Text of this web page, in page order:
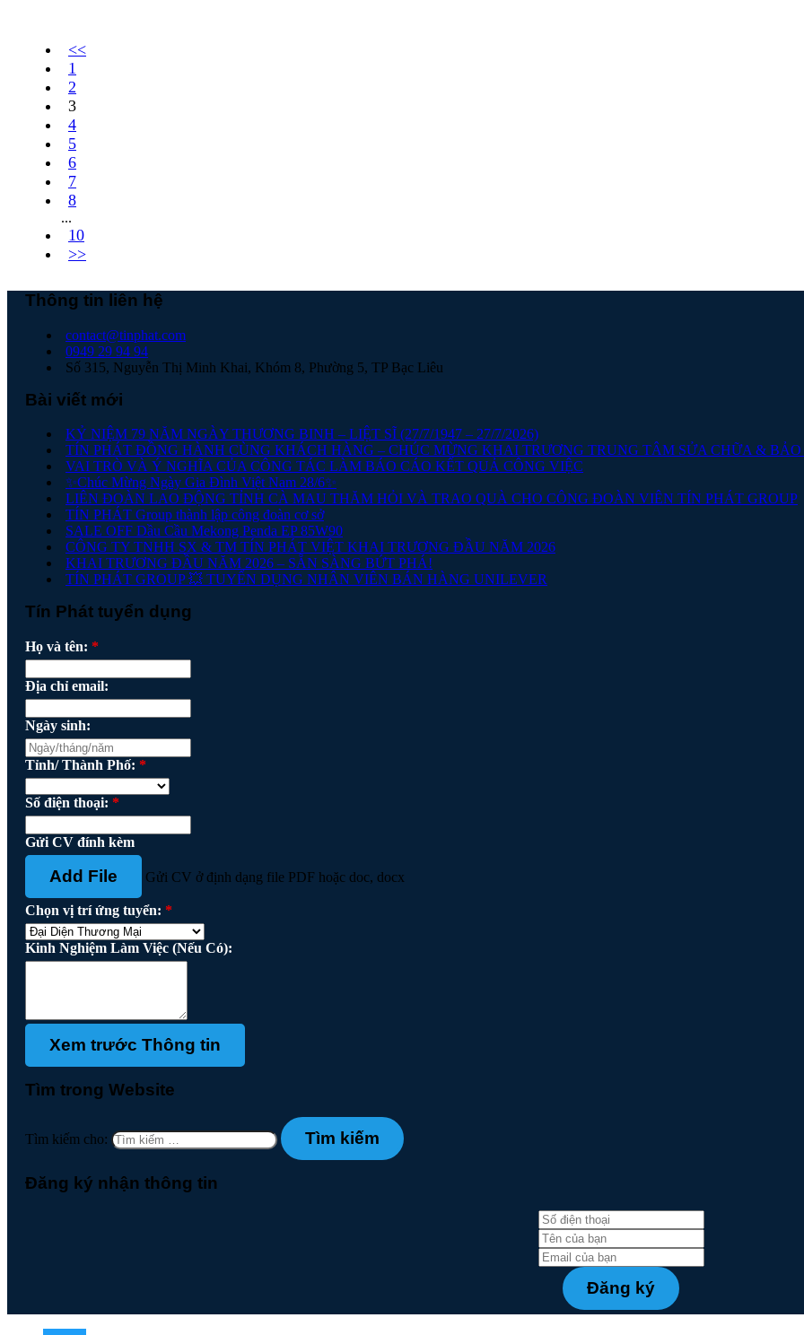
<<
1
2
3
4
5
6
7
8
...
10
>>
Thông tin liên hệ
contact@tinphat.com
0949 29 94 94
Số 315, Nguyễn Thị Minh Khai, Khóm 8, Phường 5, TP Bạc Liêu
Bài viết mới
KỶ NIỆM 79 NĂM NGÀY THƯƠNG BINH – LIỆT SĨ (27/7/1947 – 27/7/2026)
TÍN PHÁT ĐỒNG HÀNH CÙNG KHÁCH HÀNG – CHÚC MỪNG KHAI TRƯƠNG TRUNG TÂM SỬA CHỮA &
VAI TRÒ VÀ Ý NGHĨA CỦA CÔNG TÁC LÀM BÁO CÁO KẾT QUẢ CÔNG VIỆC
✨Chúc Mừng Ngày Gia Đình Việt Nam 28/6✨
LIÊN ĐOÀN LAO ĐỘNG TỈNH CÀ MAU THĂM HỎI VÀ TRAO QUÀ CHO CÔNG ĐOÀN VIÊN TÍN PHÁT GROUP
TÍN PHÁT Group thành lập công đoàn cơ sở
SALE OFF Dầu Cầu Mekong Penda EP 85W90
CÔNG TY TNHH SX & TM TÍN PHÁT VIỆT KHAI TRƯƠNG ĐẦU NĂM 2026
KHAI TRƯƠNG ĐẦU NĂM 2026 – SẴN SÀNG BỨT PHÁ!
TÍN PHÁT GROUP 💥 TUYỂN DỤNG NHÂN VIÊN BÁN HÀNG UNILEVER
Tín Phát tuyển dụng
Họ và tên: *
Địa chỉ email:
Ngày sinh:
Tỉnh/ Thành Phố: *
Số điện thoại: *
Gửi CV đính kèm
Add File Gửi CV ở định dạng file PDF hoặc doc, docx
Chọn vị trí ứng tuyển: *
Kinh Nghiệm Làm Việc (Nếu Có):
Tìm trong Website
Tìm kiếm cho:
Đăng ký nhận thông tin